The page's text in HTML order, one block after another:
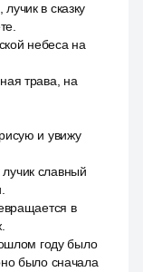
в сказку
небеса на
трава, на
и увижу
славный
в
году было
было сначала